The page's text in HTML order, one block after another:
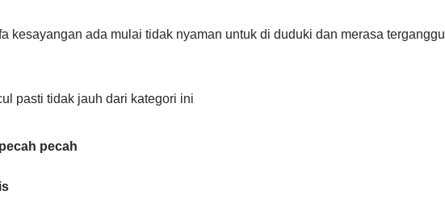
kesayangan ada mulai tidak nyaman untuk di duduki dan merasa terganggu
pasti tidak jauh dari kategori ini
pecah